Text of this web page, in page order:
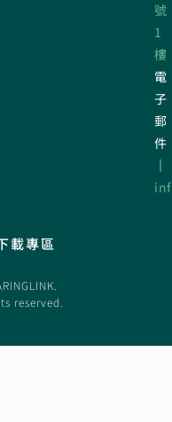
號
1
樓
電
子
郵
件
｜
載專區
reserved.